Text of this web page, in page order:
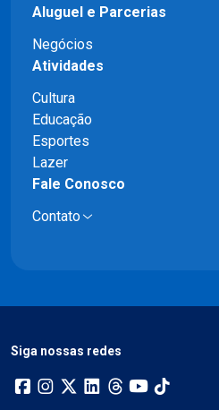
Aluguel e Parcerias
Negócios
Atividades
Cultura
Educação
Esportes
Lazer
Fale Conosco
Contato
Siga nossas redes